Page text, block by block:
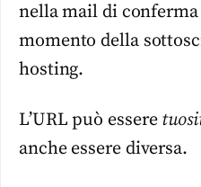
nella mail di
momento della
hosting.
L’URL può essere
anche essere diversa.